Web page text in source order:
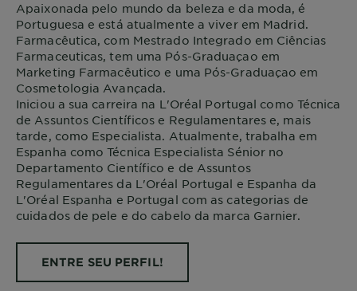
Apaixonada pelo mundo da beleza e da moda, é
Portuguesa e está atualmente a viver em Madrid.
Farmacêutica, com Mestrado Integrado em Ciências
Farmaceuticas, tem uma Pós-Graduaçao em
Marketing Farmacêutico e uma Pós-Graduaçao em
Cosmetologia Avançada.
Iniciou a sua carreira na L'Oréal Portugal como Técnica
de Assuntos Científicos e Regulamentares e, mais
tarde, como Especialista. Atualmente, trabalha em
Espanha como Técnica Especialista Sénior no
Departamento Científico e de Assuntos
Regulamentares da L'Oréal Portugal e Espanha da
L'Oréal Espanha e Portugal com as categorias de
cuidados de pele e do cabelo da marca Garnier.
ENTRE SEU PERFIL!